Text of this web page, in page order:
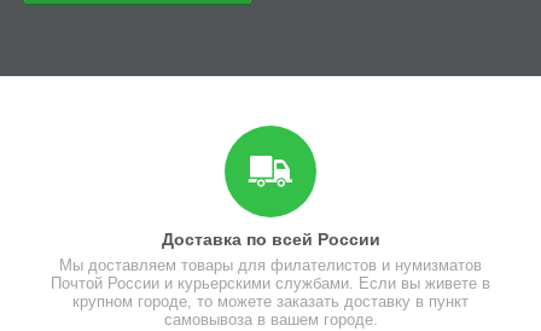
Доставка по всей России
Мы доставляем товары для филателистов и нумизматов
Почтой России и курьерскими службами. Если вы живете в
крупном городе, то можете заказать доставку в пункт
самовывоза в вашем городе.